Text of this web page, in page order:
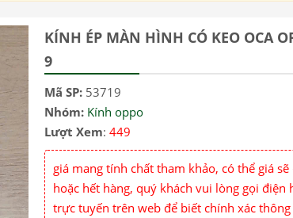
KÍNH ÉP MÀN HÌNH CÓ KEO OCA
9
Mã SP: 53719
Nhóm: Kính oppo
Lượt Xem: 449
giá mang tính chất tham khảo, có thể giá sẽ
hoặc hết hàng, quý khách vui lòng gọi điện
trực tuyến trên web để biết chính xác thông